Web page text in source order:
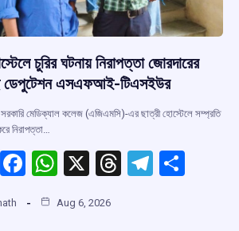
চুরির ঘটনায় নিরাপত্তা জোরদারের
ডেপুটেশন এসএফআই-টিএসইউর
মেডিক্যাল কলেজ (এজিএমসি)-এর ছাত্রী হোস্টেলে সম্প্রতি
নিরাপত্তা…
F
ce
W
at
X
T
T
Aug 6, 2026